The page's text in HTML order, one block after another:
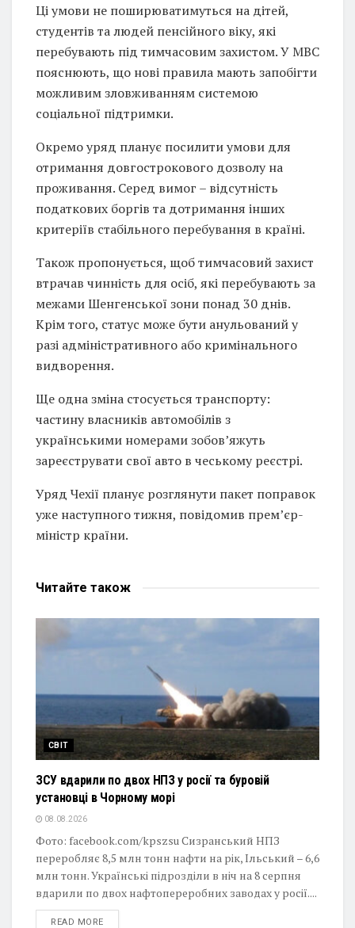
Ці умови не поширюватимуться на дітей,
студентів та людей пенсійного віку, які
перебувають під тимчасовим захистом. У МВС
пояснюють, що нові правила мають запобігти
можливим зловживанням системою
соціальної підтримки.
Окремо уряд планує посилити умови для
отримання довгострокового дозволу на
проживання. Серед вимог – відсутність
податкових боргів та дотримання інших
критеріїв стабільного перебування в країні.
Також пропонується, щоб тимчасовий захист
втрачав чинність для осіб, які перебувають за
межами Шенгенської зони понад 30 днів.
Крім того, статус може бути анульований у
разі адміністративного або кримінального
видворення.
Ще одна зміна стосується транспорту:
частину власників автомобілів з
українськими номерами зобов’яжуть
зареєструвати свої авто в чеському реєстрі.
Уряд Чехії планує розглянути пакет поправок
уже наступного тижня, повідомив прем’єр-
міністр країни.
Читайте також
СВІТ
ЗСУ вдарили по двох НПЗ у росії та буровій
установці в Чорному морі
08.08.2026
Фото: facebook.com/kpszsu Сизранський НПЗ
переробляє 8,5 млн тонн нафти на рік, Ільський – 6,6
млн тонн. Українські підрозділи в ніч на 8 серпня
вдарили по двох нафтопереробних заводах у росії....
READ MOREDETAILS